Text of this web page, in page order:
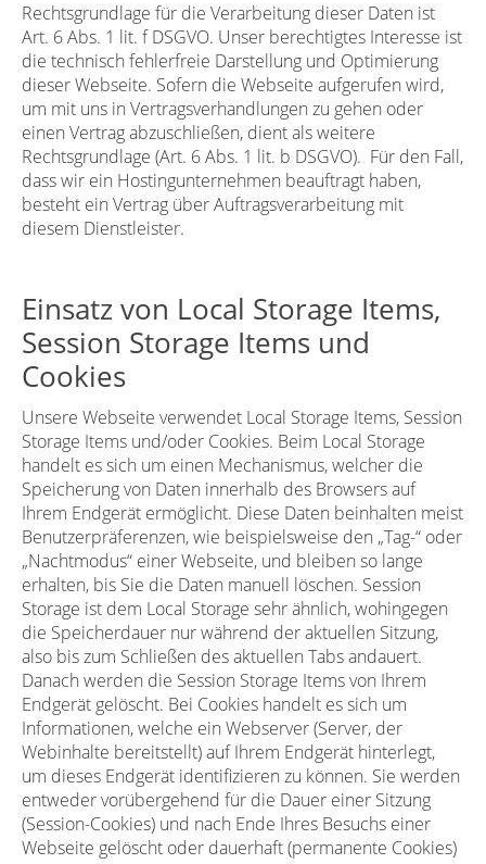
Rechtsgrundlage für die Verarbeitung dieser Daten ist
Art. 6 Abs. 1 lit. f DSGVO. Unser berechtigtes Interesse ist
die technisch fehlerfreie Darstellung und Optimierung
dieser Webseite. Sofern die Webseite aufgerufen wird,
um mit uns in Vertragsverhandlungen zu gehen oder
einen Vertrag abzuschließen, dient als weitere
Rechtsgrundlage (Art. 6 Abs. 1 lit. b DSGVO). Für den Fall,
dass wir ein Hostingunternehmen beauftragt haben,
besteht ein Vertrag über Auftragsverarbeitung mit
diesem Dienstleister.
Einsatz von Local Storage Items,
Session Storage Items und
Cookies
Unsere Webseite verwendet Local Storage Items, Session
Storage Items und/oder Cookies. Beim Local Storage
handelt es sich um einen Mechanismus, welcher die
Speicherung von Daten innerhalb des Browsers auf
Ihrem Endgerät ermöglicht. Diese Daten beinhalten meist
Benutzerpräferenzen, wie beispielsweise den „Tag-“ oder
„Nachtmodus“ einer Webseite, und bleiben so lange
erhalten, bis Sie die Daten manuell löschen. Session
Storage ist dem Local Storage sehr ähnlich, wohingegen
die Speicherdauer nur während der aktuellen Sitzung,
also bis zum Schließen des aktuellen Tabs andauert.
Danach werden die Session Storage Items von Ihrem
Endgerät gelöscht. Bei Cookies handelt es sich um
Informationen, welche ein Webserver (Server, der
Webinhalte bereitstellt) auf Ihrem Endgerät hinterlegt,
um dieses Endgerät identifizieren zu können. Sie werden
entweder vorübergehend für die Dauer einer Sitzung
(Session-Cookies) und nach Ende Ihres Besuchs einer
Webseite gelöscht oder dauerhaft (permanente Cookies)